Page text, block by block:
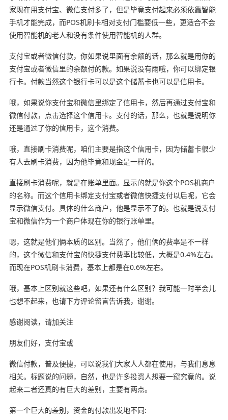
家现在用支付宝、微信支付多了，但是毕竟支付起来必须依靠智能
手机才能完成，而POS机刷卡相对支付门槛要低一些，更适合不会
使用智能机的老人和没有条件使用智能机的人群。
支付宝或者微信付款，你如果说里面有余额的话，那么就是用你的
支付宝或者微信里的余额付的款。如果说没有雨哦，你可以绑定银
行卡。付款当然这个银行卡可以是这个储蓄卡也可以是信用卡。
哦，如果说你支付宝和微信里绑定了信用卡，然后再通过支付宝和
微信付款，点击选择这个信用卡。支付的话，那么，也就是说明你
还是通过了你的信用卡，这个消费。
哦，直接刷卡消费呢，咱们主要是指这个信用卡，因为储蓄卡很少
有人去刷卡消费，因为他毕竟和现金是一样的。
直接刷卡消费呢，就是在账单里面。显示的就是你这个POS机商户
的名称。而这个信用卡绑定支付宝或者微信快捷支付以后呢，它会
显示微信支付。具体的什么商户，他是显示不了的。也就是说支付
宝和微信作为一个商户体现在你的银行账单里。
嗯，这就是他们俩本质的区别。当然了，他们俩的费率是不一样
的，这个微信和支付宝的快捷支付费率比较低，大概是0.4%左右。
而现在POS机刷卡消费，基本上都是在0.6%左右。
哦，基本上区别就这些吧，如果还有什么区别？我可能一时半会儿
也想不起来，也请下方评论留言告诉我，谢谢。
感谢阅读，请加关注
朋友们好，支付宝或
微信付款，普及便捷，可以说我们大家人人都在使用，与我们息息
相关。标题说的问题，自然，也是许多投资人想要一窥究竟的。说
起来二者还真的有巨大的差别，主要有两点。
第一个巨大的差别，资金的付款出发地不同: